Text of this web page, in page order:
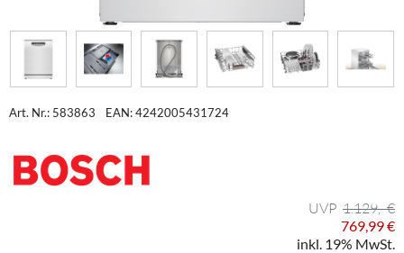
Art. Nr.: 583863 EAN: 4242005431724
1.129,- €
769,99 €
inkl. 19% MwSt.